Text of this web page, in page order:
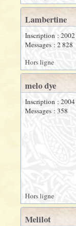
Lambertine
Inscription : 2002
Messages : 2 828
Hors ligne
melo dye
Inscription : 2004
Messages : 358
Hors ligne
Melilot